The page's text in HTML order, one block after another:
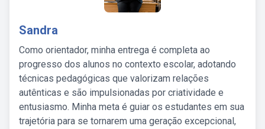
Sandra
Como orientador, minha entrega é completa ao
progresso dos alunos no contexto escolar, adotando
técnicas pedagógicas que valorizam relações
autênticas e são impulsionadas por criatividade e
entusiasmo. Minha meta é guiar os estudantes em sua
trajetória para se tornarem uma geração excepcional,